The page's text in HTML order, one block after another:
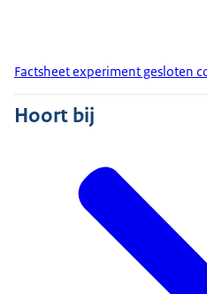
Factsheet experiment gesloten
Hoort bij